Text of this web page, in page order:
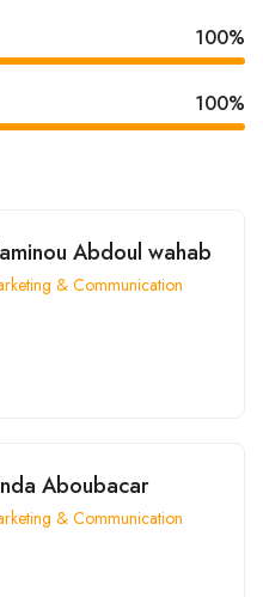
100%
100%
Abdoul wahab
& Communication
Aboubacar
& Communication